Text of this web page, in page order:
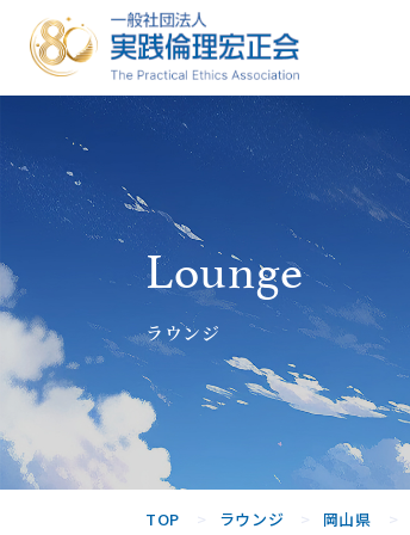
一般社団法人
実践倫理宏正
会
Lounge
ラウンジ
TOP ラウンジ 岡山県